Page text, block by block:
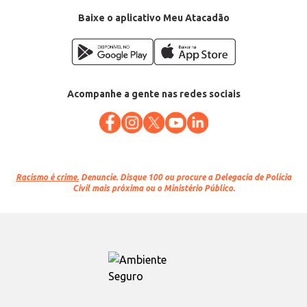
Baixe o aplicativo Meu Atacadão
Acompanhe a gente nas redes sociais
Racismo é crime. Denuncie. Disque 100 ou procure a Delegacia de Polícia
Civil mais próxima ou o Ministério Público.